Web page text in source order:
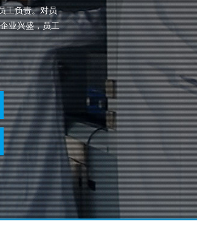
工负责。对员
业兴盛，员工